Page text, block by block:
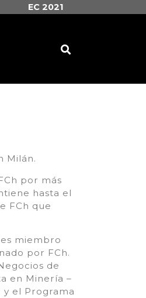
EC 2021
Milán.
por más
hasta el
FCh que
miembro
por FCh.
de
en Minería –
y el Programa